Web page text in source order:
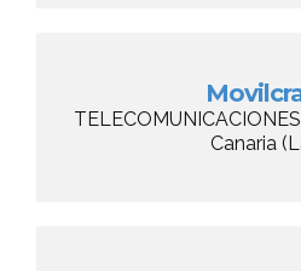
Canaria